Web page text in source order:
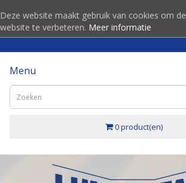
Deze website maakt gebruik van cookies om de
website te verbeteren. Meer informatie
Menu
0 product(en)